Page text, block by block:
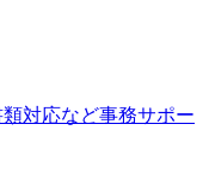
類対応など事務サポー